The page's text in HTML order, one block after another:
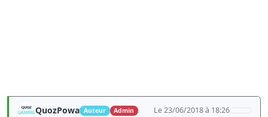
QuozPowa Auteur Admin Le 23/06/2018 à 18:26